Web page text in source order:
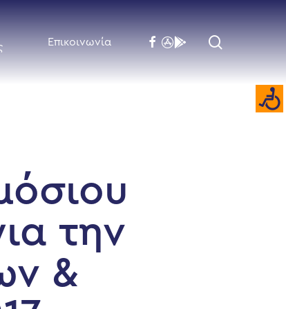
Επικοινωνία facebook
flickrbehance
την
&